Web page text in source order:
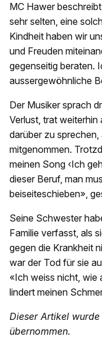
MC Hawer
sehr selten, eine
Kindheit haben wir
und Freuden
gegenseitig beraten.
aussergewöhnliche
Der Musiker sprach
Verlust, trat weiterhin
darüber zu
mitgenommen.
meinen Song ‹Ich
dieser Beruf, man
beiseiteschieben»,
Seine Schwester
Familie verfasst, als
gegen die Krankheit
war der Tod für sie
«Ich weiss nicht, wie
lindert meinen
Dieser Artikel
übernommen.